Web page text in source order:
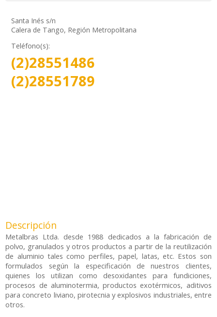
Santa Inés s/n
Calera de Tango, Región Metropolitana
Teléfono(s):
(2)28551486
(2)28551789
Descripción
Metalbras Ltda. desde 1988 dedicados a la fabricación de
polvo, granulados y otros productos a partir de la reutilización
de aluminio tales como perfiles, papel, latas, etc. Estos son
formulados según la especificación de nuestros clientes,
quienes los utilizan como desoxidantes para fundiciones,
procesos de aluminotermia, productos exotérmicos, aditivos
para concreto liviano, pirotecnia y explosivos industriales, entre
otros.